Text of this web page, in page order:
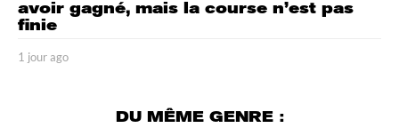
avoir gagné, mais la course n’est pas
finie
1 jour ago
DU MÊME GENRE :